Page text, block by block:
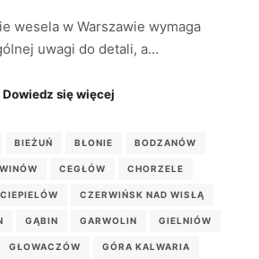
wesela w Warszawie wymaga
uwagi do detali, a…
Dowiedz się więcej
BIEŻUŃ BŁONIE BODZANÓW
CEGŁÓW CHORZELE
CIEPIELÓW CZERWIŃSK NAD WISŁĄ
GĄBIN GARWOLIN GIELNIÓW
GŁOWACZÓW GÓRA KALWARIA